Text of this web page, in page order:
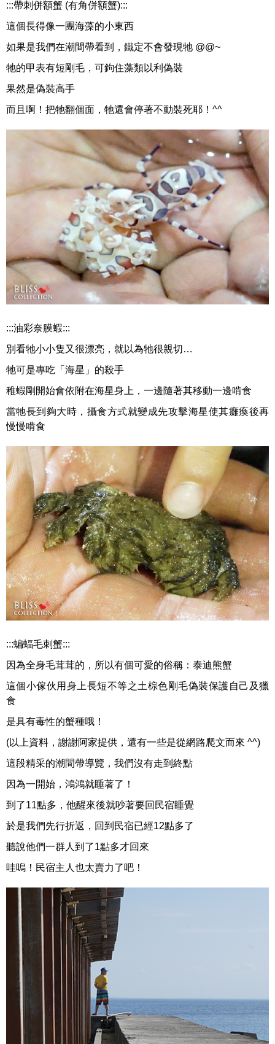
:::帶刺併額蟹 (有角併額蟹):::
這個長得像一團海藻的小東西
如果是我們在潮間帶看到，鐵定不會發現牠 @@~
牠的甲表有短剛毛，可鉤住藻類以利偽裝
果然是偽裝高手
而且啊！把牠翻個面，牠還會停著不動裝死耶！^^
:::油彩奈膜蝦:::
別看牠小小隻又很漂亮，就以為牠很親切…
牠可是專吃「海星」的殺手
稚蝦剛開始會依附在海星身上，一邊隨著其移動一邊啃食
當牠長到夠大時，攝食方式就變成先攻擊海星使其癱瘓後再
慢慢啃食
:::蝙蝠毛刺蟹:::
因為全身毛茸茸的，所以有個可愛的俗稱：泰迪熊蟹
這個小傢伙用身上長短不等之土棕色剛毛偽裝保護自己及獵
食
是具有毒性的蟹種哦！
(以上資料，謝謝阿家提供，還有一些是從網路爬文而來 ^^)
這段精采的潮間帶導覽，我們沒有走到終點
因為一開始，鴻鴻就睡著了！
到了11點多，他醒來後就吵著要回民宿睡覺
於是我們先行折返，回到民宿已經12點多了
聽說他們一群人到了1點多才回來
哇嗚！民宿主人也太賣力了吧！